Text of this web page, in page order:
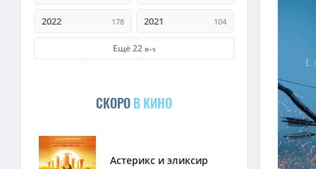
2022 178 2021 104
Ещё 22
СКОРОВ КИНО
Астерикс и эликсир